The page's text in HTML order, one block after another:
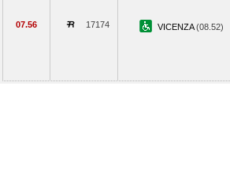
07.56 17174 VICENZA(08.52)